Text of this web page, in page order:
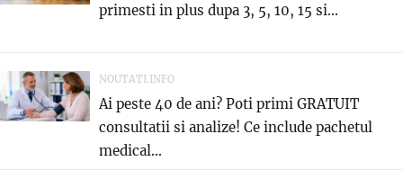
primesti in plus dupa 3, 5, 10, 15 si...
NOUTATI.INFO
Ai peste 40 de ani? Poti primi GRATUIT
consultatii si analize! Ce include pachetul
medical...